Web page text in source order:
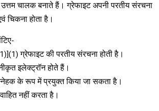
उत्तम चालक बनाते हैं। ग्रेफाइट अपनी परतीय संरचना
चिकना होता है।
ग्रेफाइट की परतीय संरचना होती है।
इलेक्ट्रॉन होते हैं।
के रूप में प्रयुक्त किया जा सकता है।
नहीं करता है।